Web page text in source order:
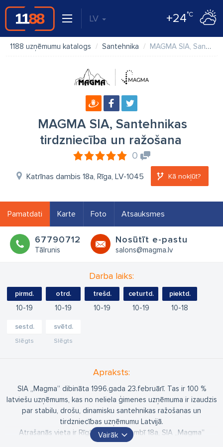
LV +24°C
1188 uzņēmumu katalogs Santehnika MAGMA SIA, Santehnikas tirdzniecība un ražošana
MAGMA SIA, Santehnikas
tirdzniecība un ražošana
0
Katrīnas dambis 18a, Rīga, LV-1045 Kā nokļūt?
Pamatdati Karte Foto Atsauksmes
67790712
Tālrunis
Nosūtīt e-pastu
salons@magma.lv
Darba laiks:
pirmd.
10 19
otrd.
10 19
trešd.
10 19
ceturtd.
10 19
piektd.
10 18
sestd.
Slēgts
svētd.
Slēgts
Apraksts:
SIA „Magma” dibināta 1996.gada 23.februārī. Tas ir 100 %
latviešu uzņēmums, kas no neliela ģimenes uzņēmuma ir izaudzis
par stabilu, drošu, dinamisku santehnikas ražošanas un
tirdzniecības uzņēmumu Latvijā.
Atrašanās vieta ir Rīgā, Katrīnas dambī 18a, SIA „Magma”
teritorijai Pētersalā aizņemot 8117 m², kur atrodas galvenais
Vairāk